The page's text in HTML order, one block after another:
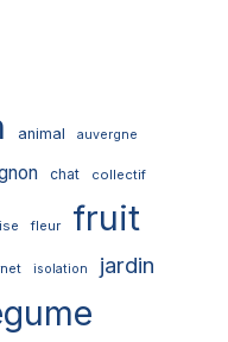
animal auvergne
chat collectif
fleur fruit
isolation jardin